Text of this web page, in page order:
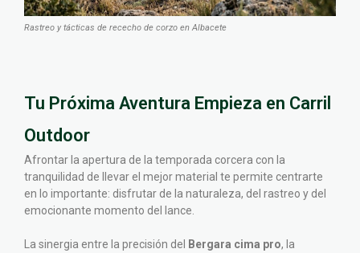
Rastreo y tácticas de rececho de corzo en Albacete
Tu Próxima Aventura Empieza en Carril
Outdoor
Afrontar la apertura de la temporada corcera con la
tranquilidad de llevar el mejor material te permite centrarte
en lo importante: disfrutar de la naturaleza, del rastreo y del
emocionante momento del lance.
La sinergia entre la precisión del Bergara cima pro, la